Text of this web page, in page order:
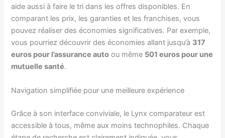
aide aussi à faire le tri dans les offres disponibles. En
comparant les prix, les garanties et les franchises, vous
pouvez réaliser des économies significatives. Par exemple,
vous pourriez découvrir des économies allant jusqu’à 317
euros pour l’assurance auto ou même 501 euros pour une
mutuelle santé.
Navigation simplifiée pour une meilleure expérience
Grâce à son interface conviviale, le Lynx comparateur est
accessible à tous, même aux moins technophiles. Chaque